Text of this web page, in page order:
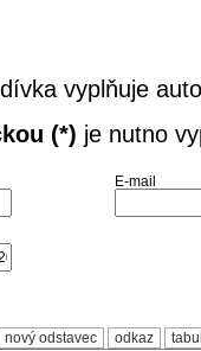
vyplňuje
(*) je nutno
E-mail
nový odstavec odkaz